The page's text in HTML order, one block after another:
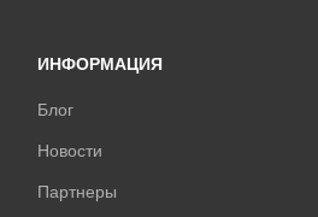
ИНФОРМАЦИЯ
Блог
Новости
Партнеры